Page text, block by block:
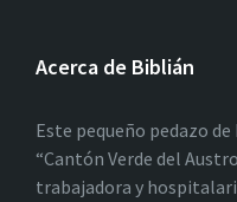
Acerca de Biblián
Este pequeño pedazo
“Cantón Verde del
trabajadora y